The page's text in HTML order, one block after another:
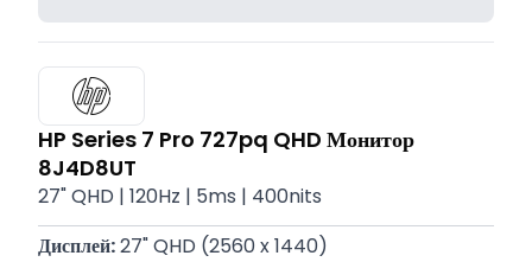
HP Series 7 Pro 727pq QHD Монитор
8J4D8UT
27" QHD | 120Hz | 5ms | 400nits
Дисплей: 27" QHD (2560 x 1440)